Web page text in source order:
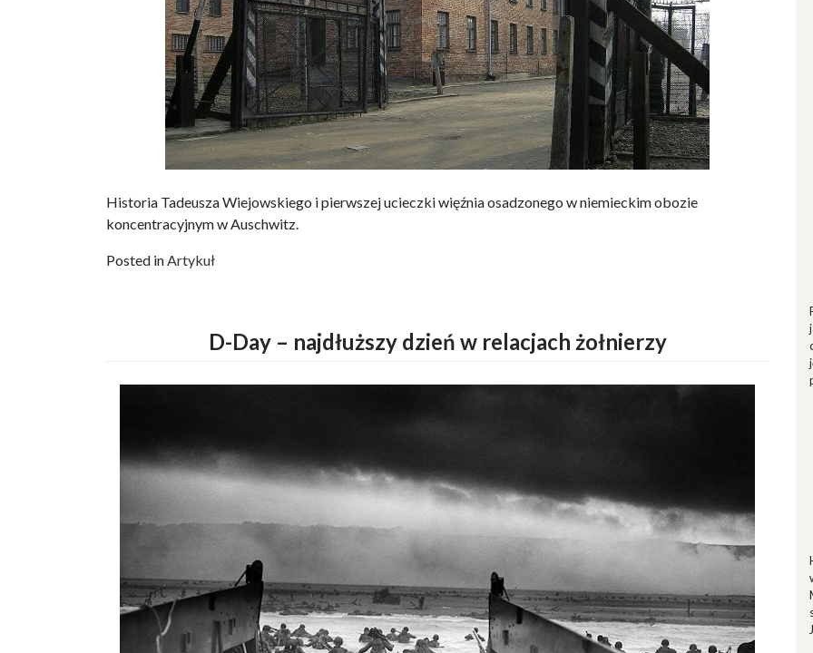
Historia Tadeusza Wiejowskiego i pierwszej ucieczki więźnia osadzonego w niemieckim obozie
koncentracyjnym w Auschwitz.
Posted in Artykuł
D-Day – najdłuższy dzień w relacjach żołnierzy